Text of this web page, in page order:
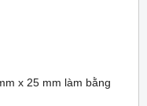
x 25 mm làm bằng